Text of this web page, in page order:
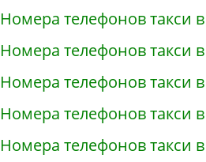
Номера телефонов такси
Номера телефонов такси
Номера телефонов такси
Номера телефонов такси в
Номера телефонов такси